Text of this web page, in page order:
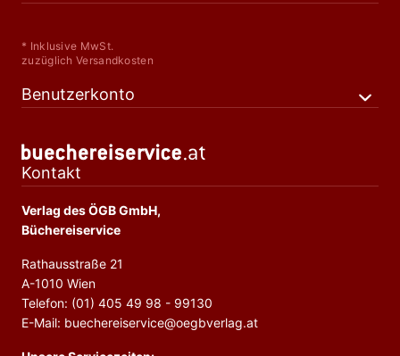
* Inklusive MwSt.
zuzüglich Versandkosten
Benutzerkonto
Kontakt
Verlag des ÖGB GmbH,
Büchereiservice
Rathausstraße 21
A-1010 Wien
Telefon: (01) 405 49 98 - 99130
E-Mail: buechereiservice@oegbverlag.at